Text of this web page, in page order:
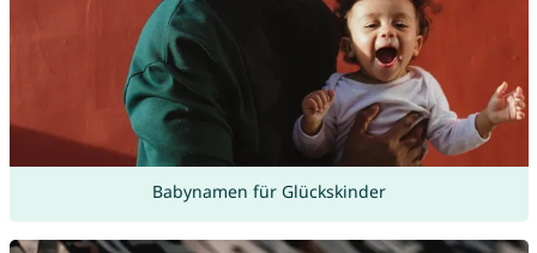
Babynamen für Glückskinder